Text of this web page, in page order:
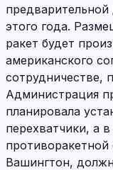
предварительной
этого года.
ракет будет
американского
сотрудничестве,
Администрация
планировала
перехватчики, а
Вашингтон,